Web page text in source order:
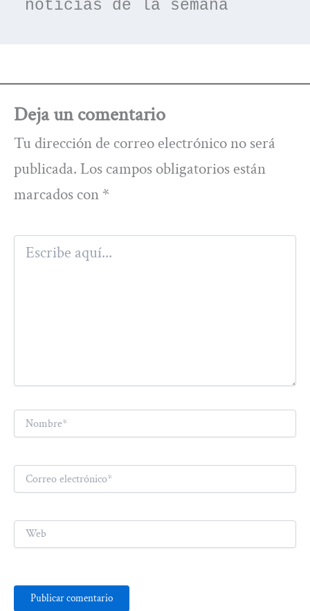
noticias de la semana
Deja un comentario
Tu dirección de correo electrónico no será
publicada. Los campos obligatorios están
marcados con *
Escribe
aquí...
Nombre*
Correo
electrónico*
Web